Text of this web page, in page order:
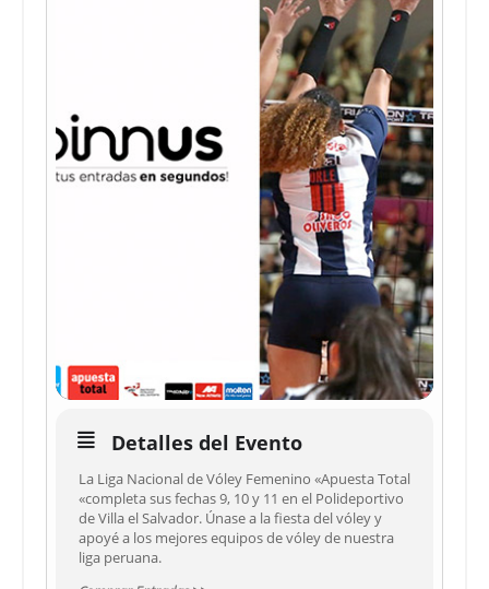
Detalles del Evento
La Liga Nacional de Vóley Femenino «Apuesta Total
«completa sus fechas 9, 10 y 11 en el Polideportivo
de Villa el Salvador. Únase a la fiesta del vóley y
apoyé a los mejores equipos de vóley de nuestra
liga peruana.